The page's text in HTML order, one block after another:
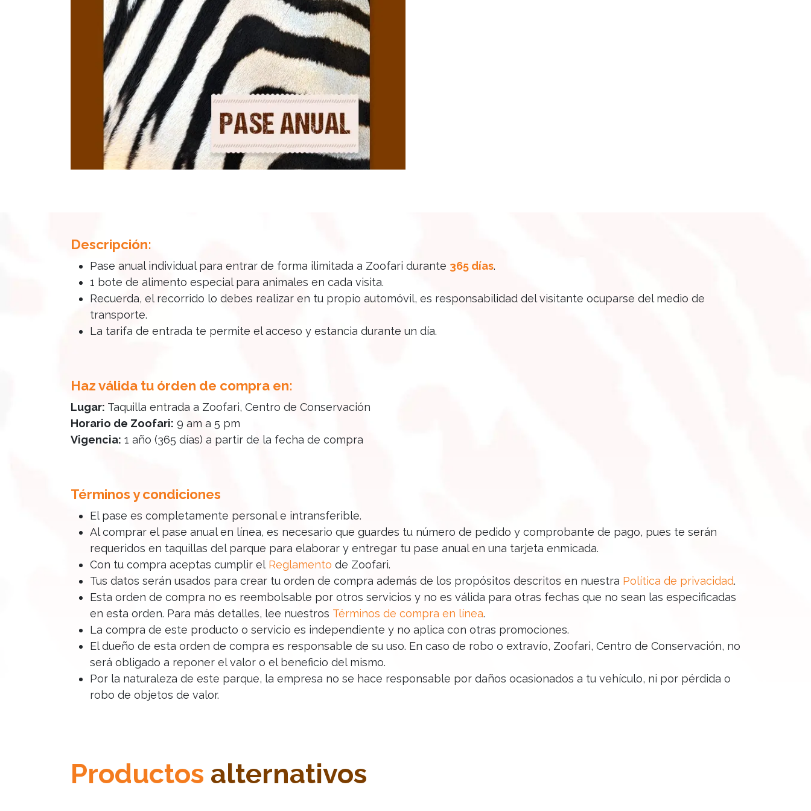
Descripción:
Pase anual individual para entrar de forma ilimitada a Zoofari durante 365 días.
1 bote de alimento especial para animales en cada visita.
Recuerda, el recorrido lo debes realizar en tu propio automóvil, es responsabilidad del visitante ocuparse del medio de
transporte.
La tarifa de entrada te permite el acceso y estancia durante un día.
Haz válida tu órden de compra en:
Lugar: Taquilla entrada a Zoofari, Centro de Conservación
Horario de Zoofari: 9 am a 5 pm
Vigencia: 1 año (365 días) a partir de la fecha de compra
Términos y condiciones
El pase es completamente personal e intransferible.
Al comprar el pase anual en línea, es necesario que guardes tu número de pedido y comprobante de pago, pues te serán
requeridos en taquillas del parque para elaborar y entregar tu pase anual en una tarjeta enmicada.
Con tu compra aceptas cumplir el Reglamento de Zoofari.
Tus datos serán usados para crear tu orden de compra además de los propósitos descritos en nuestra Política de privacidad.
Esta orden de compra no es reembolsable por otros servicios y no es válida para otras fechas que no sean las especificadas
en esta orden. Para más detalles, lee nuestros Términos de compra en línea.
La compra de este producto o servicio es independiente y no aplica con otras promociones.
El dueño de esta orden de compra es responsable de su uso. En caso de robo o extravío, Zoofari, Centro de Conservación, no
será obligado a reponer el valor o el beneficio del mismo.
Por la naturaleza de este parque, la empresa no se hace responsable por daños ocasionados a tu vehículo, ni por pérdida o
robo de objetos de valor.
Productos alternativos